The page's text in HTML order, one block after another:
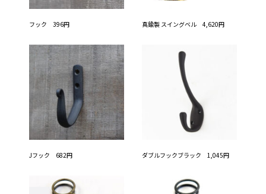
フック 396円 真鍮製 スイングベル 4,620円
Jフック 682円 ダブルフックブラック 1,045円